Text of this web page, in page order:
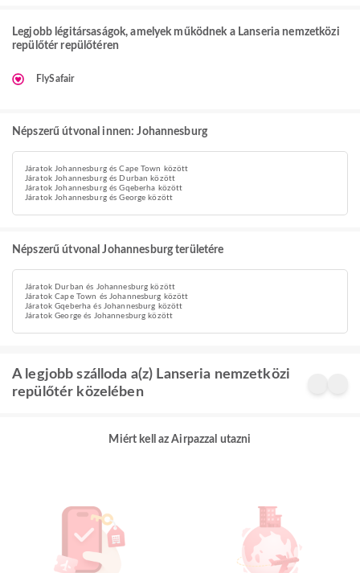
Legjobb légitársaságok, amelyek működnek a Lanseria nemzetközi
repülőtér repülőtéren
FlySafair
Népszerű útvonal innen: Johannesburg
Járatok Johannesburg és Cape Town között
Járatok Johannesburg és Durban között
Járatok Johannesburg és Gqeberha között
Járatok Johannesburg és George között
Népszerű útvonal Johannesburg területére
Járatok Durban és Johannesburg között
Járatok Cape Town és Johannesburg között
Járatok Gqeberha és Johannesburg között
Járatok George és Johannesburg között
A legjobb szálloda a(z) Lanseria nemzetközi
repülőtér közelében
Miért kell az Airpazzal utazni